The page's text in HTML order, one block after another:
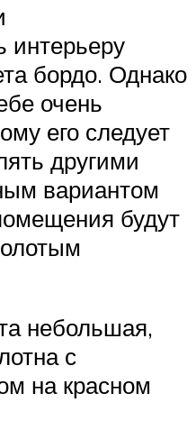
интерьеру
бордо. Однако
очень
его следует
другими
вариантом
будут
небольшая,
с
на красном